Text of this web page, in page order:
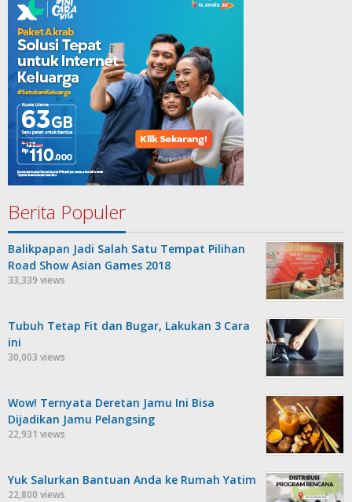
Berita Populer
Balikpapan Jadi Salah Satu Tempat Pilihan
Road Show Asian Games 2018
33,339 views
Tubuh Tetap Fit dan Bugar, Lakukan 3 Cara
ini
30,003 views
Wow! Ternyata Deretan Jamu Ini Bisa
Dijadikan Jamu Pelangsing
22,931 views
Yuk Salurkan Bantuan Anda ke Rumah Yatim
22,800 views